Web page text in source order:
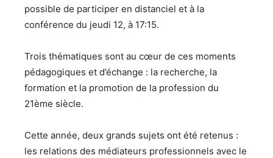
possible de participer en distanciel et à la
conférence du jeudi 12, à 17:15.
Trois thématiques sont au cœur de ces moments
pédagogiques et d’échange : la recherche, la
formation et la promotion de la profession du
21ème siècle.
Cette année, deux grands sujets ont été retenus :
les relations des médiateurs professionnels avec le